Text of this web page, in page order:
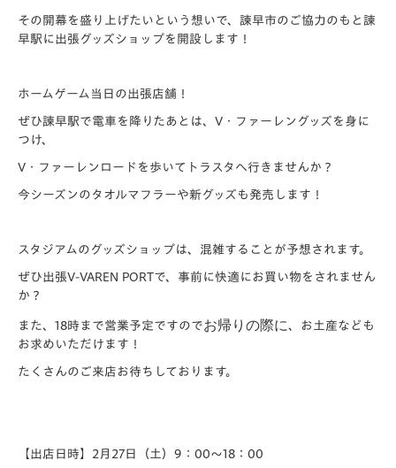
その開幕を盛り上げたいという想いで、諫早市のご協力のもと諫
早駅に出張グッズショップを開設します！
ホームゲーム当日の出張店舗！
ぜひ諫早駅で電車を降りたあとは、V・ファーレングッズを身に
つけ、
V・ファーレンロードを歩いてトラスタへ行きませんか？
今シーズンのタオルマフラーや新グッズも発売します！
スタジアムのグッズショップは、混雑することが予想されます。
ぜひ出張V-VAREN PORTで、事前に快適にお買い物をされません
か？
また、18時まで営業予定ですのでお帰りの際に、お土産なども
お求めいただけます！
たくさんのご来店お待ちしております。
【出店日時】2月27日（土）9：00～18：00